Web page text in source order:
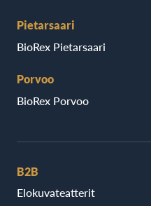
Pietarsaari
BioRex Pietarsaari
Porvoo
BioRex Porvoo
B2B
Elokuvateatterit